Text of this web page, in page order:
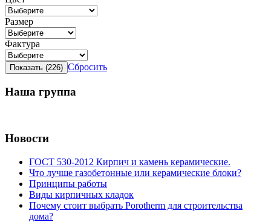
Размер
Фактура
Сбросить
Наша группа
Новости
ГОСТ 530-2012 Кирпич и камень керамические.
Что лучше газобетонные или керамические блоки?
Принципы работы
Виды кирпичных кладок
Почему стоит выбрать Porotherm для строительства
дома?